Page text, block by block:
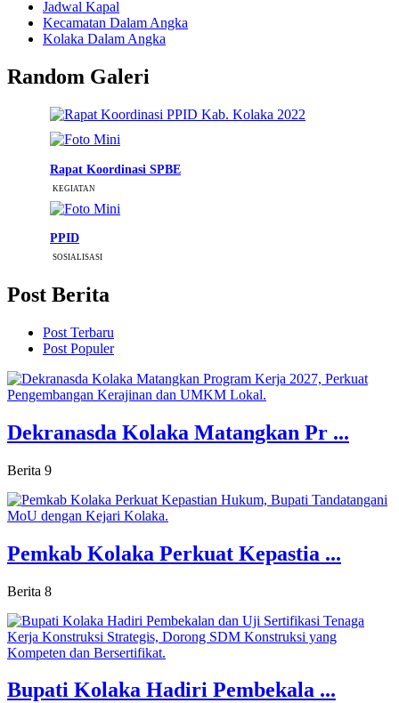
Jadwal Kapal
Kecamatan Dalam Angka
Kolaka Dalam Angka
Random Galeri
Rapat Koordinasi SPBE
KEGIATAN
PPID
SOSIALISASI
Post Berita
Post Terbaru
Post Populer
Dekranasda Kolaka Matangkan Pr ...
Berita 9
Pemkab Kolaka Perkuat Kepastia ...
Berita 8
Bupati Kolaka Hadiri Pembekala ...